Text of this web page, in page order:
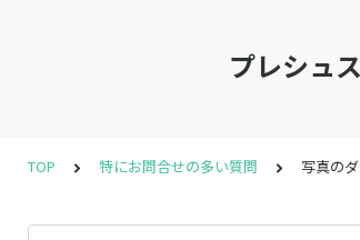
プレシュ
TOP 特にお問合せの多い質問 写真の